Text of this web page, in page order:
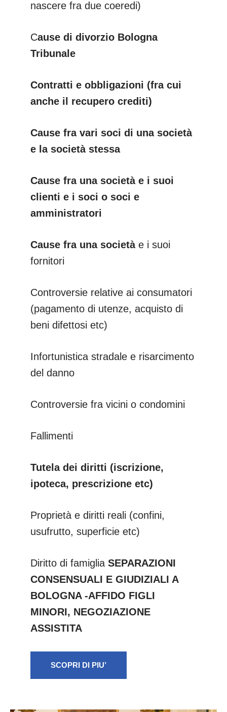
nascere fra due coeredi)
Cause di divorzio Bologna
Tribunale
Contratti e obbligazioni (fra cui
anche il recupero crediti)
Cause fra vari soci di una società
e la società stessa
Cause fra una società e i suoi
clienti e i soci o soci e
amministratori
Cause fra una societàe i suoi
fornitori
Controversie relative ai consumatori
(pagamento di utenze, acquisto di
beni difettosi etc)
Infortunistica stradale e risarcimento
del danno
Controversie fra vicini o condomini
Fallimenti
Tutela dei diritti (iscrizione,
ipoteca, prescrizione etc)
Proprietà e diritti reali (confini,
usufrutto, superficie etc)
Diritto di famiglia SEPARAZIONI
CONSENSUALI E GIUDIZIALI A
BOLOGNA -AFFIDO FIGLI
MINORI, NEGOZIAZIONE
ASSISTITA
SCOPRI DI PIU’